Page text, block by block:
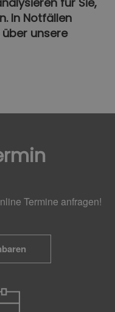
In Notfällen
unsere
Termine anfragen!